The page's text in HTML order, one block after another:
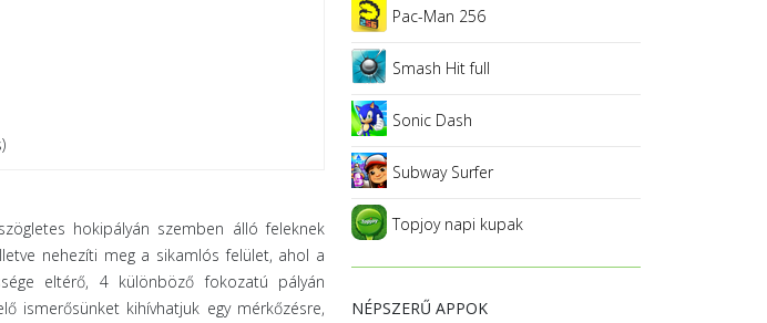
hokipályán szemben álló feleknek
nehezíti meg a sikamlós felület, ahol a
eltérő, 4 különböző fokozatú pályán
ismerősünket kihívhatjuk egy mérkőzésre,
Pac-Man 256
Smash Hit full
Sonic Dash
Subway Surfer
Topjoy napi kupak
NÉPSZERŰ APPOK